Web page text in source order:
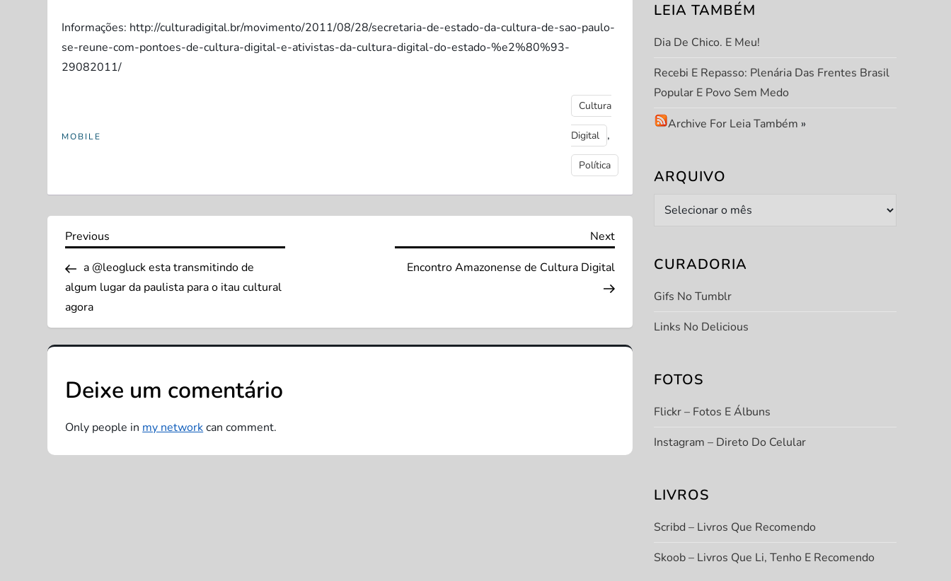
Informações: http://culturadigital.br/movimento/2011/08/28/secretaria-de-estado-da-cultura-de-sao-paulo-
se-reune-com-pontoes-de-cultura-digital-e-ativistas-da-cultura-digital-do-estado-%e2%80%93-
29082011/
MOBILE
Cultura
Digital ,
Política
N
a
v
e
g
a
ç
Previous
Previous
a @leogluck esta transmitindo de
algum lugar da paulista para o itau cultural
agora
Next
Next
Encontro Amazonense de Cultura Digital
Deixe um comentário
Only people inmy networkcan comment.
LEIA TAMBÉM
Dia De Chico. E Meu!
Recebi E Repasso: Plenária Das Frentes Brasil
Popular E Povo Sem Medo
Archive For Leia Também »
ARQUIVO
Arquivo
CURADORIA
Gifs No Tumblr
Links No Delicious
FOTOS
Flickr – Fotos E Álbuns
Instagram – Direto Do Celular
LIVROS
Scribd – Livros Que Recomendo
Skoob – Livros Que Li, Tenho E Recomendo